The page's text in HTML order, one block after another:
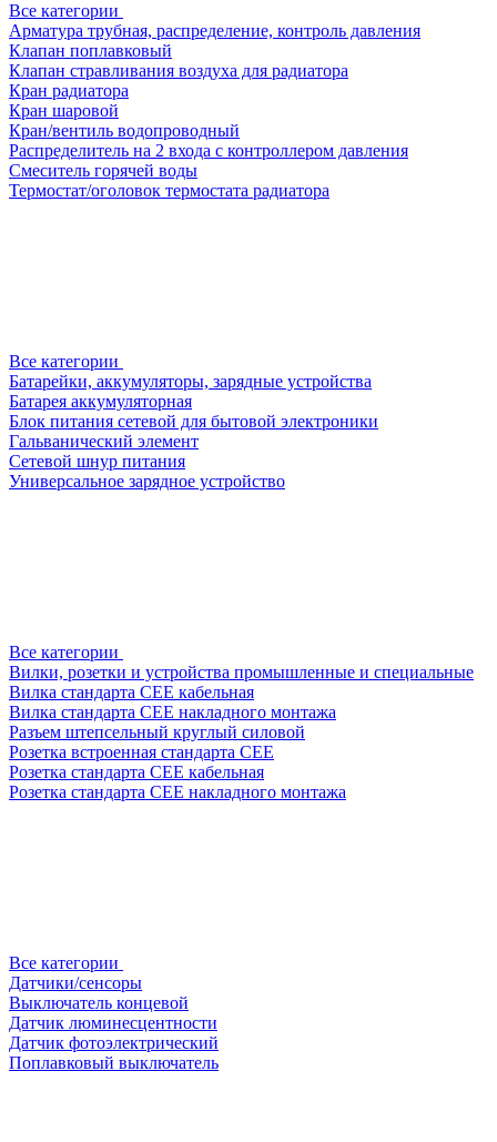
Все категории
Арматура трубная, распределение, контроль давления
Клапан поплавковый
Клапан стравливания воздуха для радиатора
Кран радиатора
Кран шаровой
Кран/вентиль водопроводный
Распределитель на 2 входа с контроллером давления
Смеситель горячей воды
Термостат/оголовок термостата радиатора
Все категории
Батарейки, аккумуляторы, зарядные устройства
Батарея аккумуляторная
Блок питания сетевой для бытовой электроники
Гальванический элемент
Сетевой шнур питания
Универсальное зарядное устройство
Все категории
Вилки, розетки и устройства промышленные и специальные
Вилка стандарта CEE кабельная
Вилка стандарта CEE накладного монтажа
Разъем штепсельный круглый силовой
Розетка встроенная стандарта CEE
Розетка стандарта СЕЕ кабельная
Розетка стандарта СЕЕ накладного монтажа
Все категории
Датчики/сенсоры
Выключатель концевой
Датчик люминесцентности
Датчик фотоэлектрический
Поплавковый выключатель